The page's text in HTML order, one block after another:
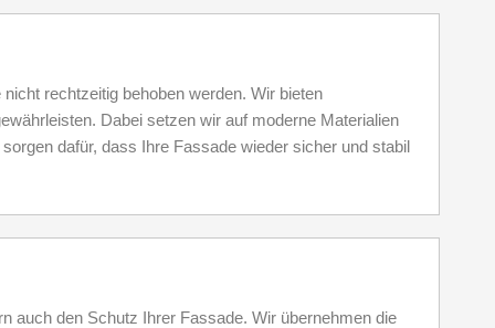
rechtzeitig behoben werden. Wir bieten
Dabei setzen wir auf moderne Materialien
dafür, dass Ihre Fassade wieder sicher und stabil
auch den Schutz Ihrer Fassade. Wir übernehmen die